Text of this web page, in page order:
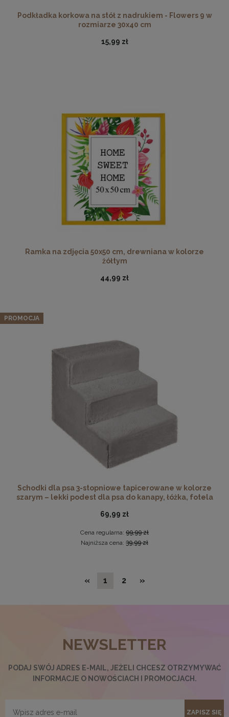
Twarda podkładka korkowa z nadrukiem w rozmiarze
30x40 cm - Cat 2
15,99 zł
DO KOSZYKA
Ramka na zdjęcia 35 x 50 cm czarna, z naturalnego drewna
DO KOSZYKA
Nowoczesna otwierana pufa 45x160 w kolorze grafitowym
519,99 zł
Podkładka korkowa na stół z nadrukiem - Flowers 9 w
rozmiarze 30x40 cm
15,99 zł
Ramka na zdjęcia 50x50 cm, drewniana w kolorze
żółtym
44,99 zł
Schodki dla psa 3-stopniowe tapicerowane w kolorze
szarym – lekki podest dla psa do kanapy, łóżka, fotela
69,99 zł
Cena regularna: 99,99 zł
Najniższa cena: 39,99 zł
PROMOCJA
« 1 2 »
NEWSLETTER
PODAJ SWÓJ ADRES E-MAIL, JEŻELI CHCESZ OTRZYMYWAĆ
INFORMACJE O NOWOŚCIACH I PROMOCJACH.
ZAPISZ SIĘ